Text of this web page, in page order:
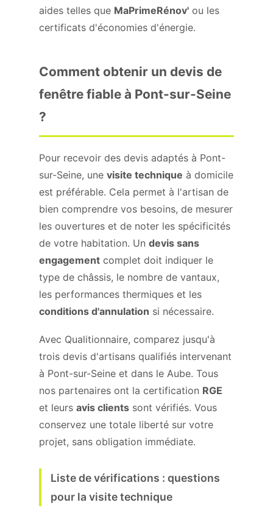
aides telles que MaPrimeRénov' ou les
certificats d'économies d'énergie.
Comment obtenir un devis de
fenêtre fiable à Pont-sur-Seine
?
Pour recevoir des devis adaptés à Pont-
sur-Seine, une visite technique à domicile
est préférable. Cela permet à l'artisan de
bien comprendre vos besoins, de mesurer
les ouvertures et de noter les spécificités
de votre habitation. Un devis sans
engagement complet doit indiquer le
type de châssis, le nombre de vantaux,
les performances thermiques et les
conditions d'annulation si nécessaire.
Avec Qualitionnaire, comparez jusqu'à
trois devis d'artisans qualifiés intervenant
à Pont-sur-Seine et dans le Aube. Tous
nos partenaires ont la certification RGE
et leurs avis clients sont vérifiés. Vous
conservez une totale liberté sur votre
projet, sans obligation immédiate.
Liste de vérifications : questions
pour la visite technique